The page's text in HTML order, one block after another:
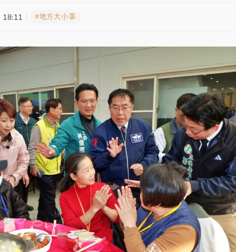
遭查扣畫面曝光
諒向法院聲請遭駁 理由曝光
約開賣一度塞車 周六起展出延長至晚上7時
告成功 今重開羈押庭
「紅到發紫」降雨熱區曝
18:11 #地方大小事